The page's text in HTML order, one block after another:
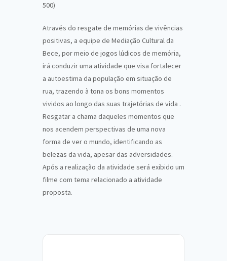
500)
Através do resgate de memórias de vivências
positivas, a equipe de Mediação Cultural da
Bece, por meio de jogos lúdicos de memória,
irá conduzir uma atividade que visa fortalecer
a autoestima da população em situação de
rua, trazendo à tona os bons momentos
vividos ao longo das suas trajetórias de vida .
Resgatar a chama daqueles momentos que
nos acendem perspectivas de uma nova
forma de ver o mundo, identificando as
belezas da vida, apesar das adversidades.
Após a realização da atividade será exibido um
filme com tema relacionado a atividade
proposta.